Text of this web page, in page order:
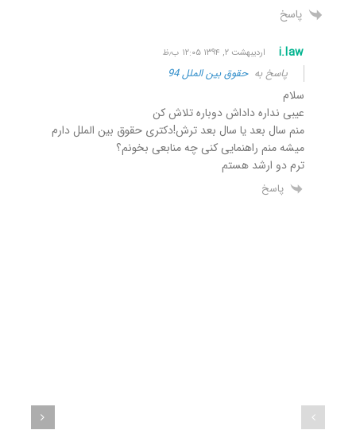
پاسخ
i.law اردیبهشت ۲, ۱۳۹۴ ۱۲:۰۵ ب٫ظ
پاسخ بهحقوق بین الملل 94
سلام
عیبی نداره داداش دوباره تلاش کن
منم سال بعد یا سال بعد ترش!دکتری حقوق بین الملل دارم
میشه منم راهنمایی کنی چه منابعی بخونم؟
ترم دو ارشد هستم
پاسخ